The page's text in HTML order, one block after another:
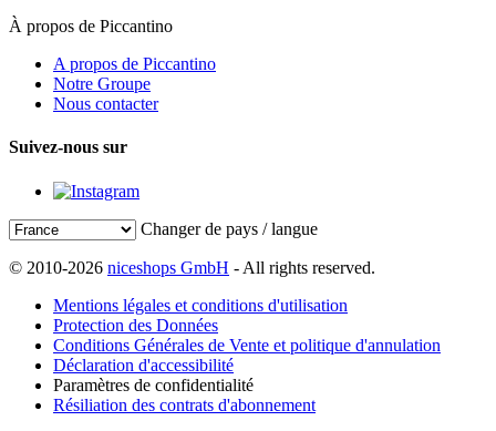
À propos de Piccantino
A propos de Piccantino
Notre Groupe
Nous contacter
Suivez-nous sur
Changer de pays / langue
© 2010-2026 niceshops GmbH - All rights reserved.
Mentions légales et conditions d'utilisation
Protection des Données
Conditions Générales de Vente et politique d'annulation
Déclaration d'accessibilité
Paramètres de confidentialité
Résiliation des contrats d'abonnement